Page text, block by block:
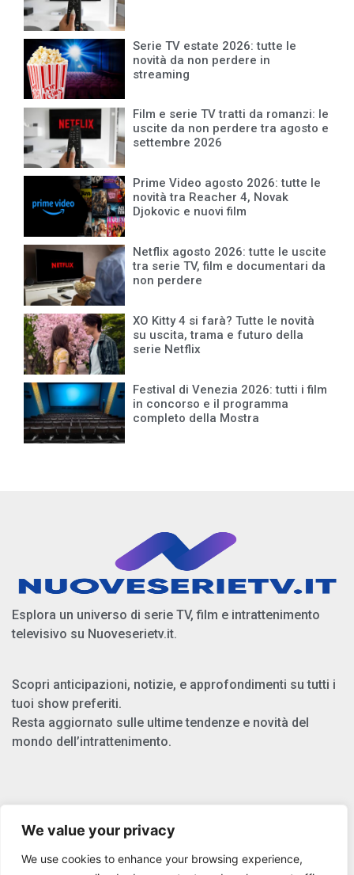
We value your privacy
We use cookies to enhance your browsing experience,
Serie TV estate 2026: tutte le
novità da non perdere in
streaming
Film e serie TV tratti da romanzi: le
uscite da non perdere tra agosto e
settembre 2026
Prime Video agosto 2026: tutte le
novità tra Reacher 4, Novak
Djokovic e nuovi film
Netflix agosto 2026: tutte le uscite
tra serie TV, film e documentari da
non perdere
XO Kitty 4 si farà? Tutte le novità
su uscita, trama e futuro della
serie Netflix
Festival di Venezia 2026: tutti i film
in concorso e il programma
completo della Mostra
Esplora un universo di serie TV, film e intrattenimento
televisivo su Nuoveserietv.it.
Scopri anticipazioni, notizie, e approfondimenti su tutti i
tuoi show preferiti.
Resta aggiornato sulle ultime tendenze e novità del
mondo dell’intrattenimento.
Privacy Policy
Cookie Policy